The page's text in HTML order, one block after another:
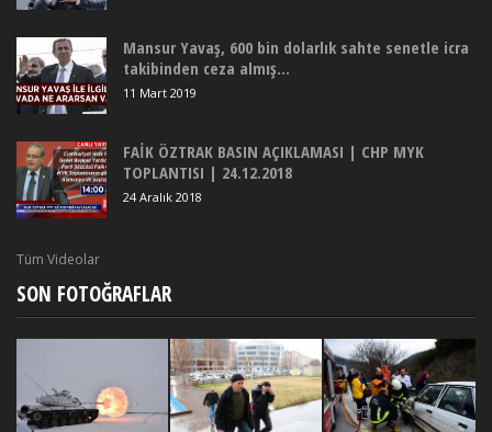
Mansur Yavaş, 600 bin dolarlık sahte senetle icra
takibinden ceza almış...
11 Mart 2019
FAİK ÖZTRAK BASIN AÇIKLAMASI | CHP MYK
TOPLANTISI | 24.12.2018
24 Aralık 2018
Tüm Videolar
SON FOTOĞRAFLAR